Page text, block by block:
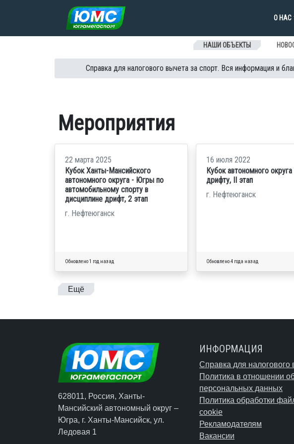
Перейти к содержанию
О НАС
НАШИ ОБЪЕКТЫ
Справка для налогового вычета за спорт. Вся информация и
Мероприятия
22 марта 2025
Кубок Ханты-Мансийского
автономного округа - Югры по
автомобильному спорту в
дисциплине дрифт, 2 этап
г. Нефтеюганск
Обновлено 1 год назад
16 июля 2022
Кубок автономного округа
дрифту, II этап
г. Нефтеюганск
Обновлено 4 года назад
Ещё
628011, Россия, Ханты-
Мансийский автономный округ –
Югра, г. Ханты-Мансийск, ул.
Ледовая 1
ИНФОРМАЦИЯ
Справка для налогового
Политика в отношении
персональных данных
Политика обработки
cookie
Рекламодателям
Вакансии